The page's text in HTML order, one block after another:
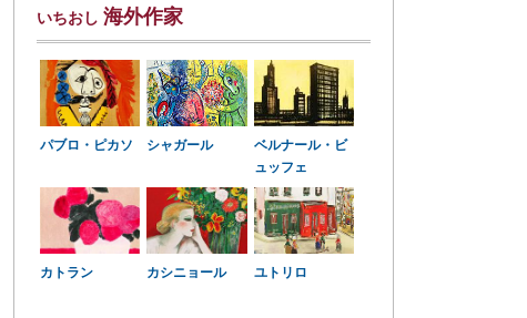
いちおし 海外作家
パブロ・ピカソ シャガール
ベルナール・ビ
ュッフェ
カトラン カシニョール ユトリロ